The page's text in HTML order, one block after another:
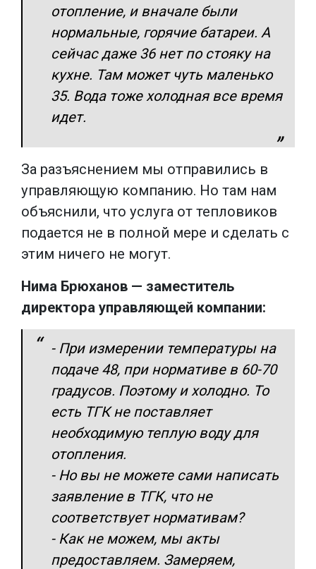
отопление, и вначале были
нормальные, горячие батареи. А
сейчас даже 36 нет по стояку на
кухне. Там может чуть маленько
35. Вода тоже холодная все время
идет.
За разъяснением мы отправились в
управляющую компанию. Но там нам
объяснили, что услуга от тепловиков
подается не в полной мере и сделать с
этим ничего не могут.
Нима Брюханов — заместитель
директора управляющей компании:
- При измерении температуры на
подаче 48, при нормативе в 60-70
градусов. Поэтому и холодно. То
есть ТГК не поставляет
необходимую теплую воду для
отопления.
- Но вы не можете сами написать
заявление в ТГК, что не
соответствует нормативам?
- Как не можем, мы акты
предоставляем. Замеряем,